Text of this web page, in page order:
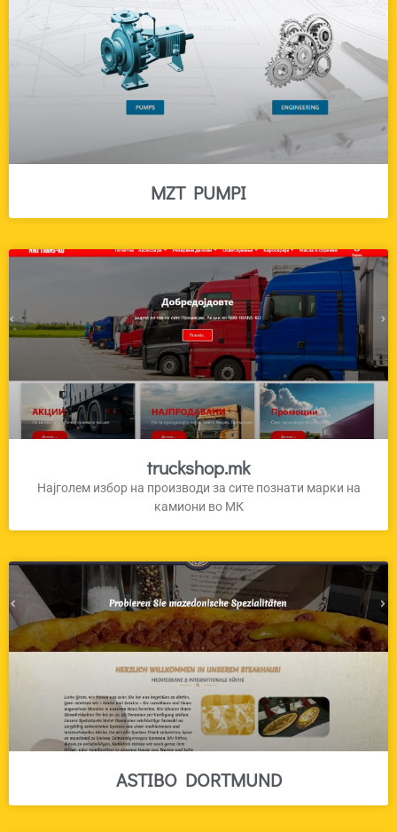
MZT PUMPI
truckshop.mk
Најголем избор на производи за сите познати марки на
камиони во МК
ASTIBO DORTMUND